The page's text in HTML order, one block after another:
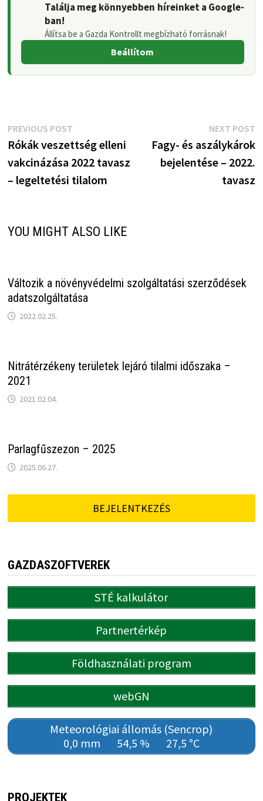
Találja meg könnyebben híreinket a Google-
ban!
Állítsa be a Gazda Kontrollt megbízható forrásnak!
Beállítom
Bejegyzés
navigáció
PREVIOUS POSTPrevious
post:
Rókák veszettség elleni
vakcinázása 2022 tavasz
– legeltetési tilalom
NEXT POST
Fagy- és aszálykárok
bejelentése – 2022.
tavasz
YOU MIGHT ALSO LIKE
Változik a növényvédelmi szolgáltatási szerződések
adatszolgáltatása
2022.02.25.
Nitrátérzékeny területek lejáró tilalmi időszaka –
2021
2021.02.04.
Parlagfűszezon – 2025
2025.06.27.
BEJELENTKEZÉS
GAZDASZOFTVEREK
STÉ kalkulátor
Partnertérkép
Földhasználati program
webGN
Meteorológiai állomás (Sencrop)
0,0 mm
54,5 % 27,5 °C
PROJEKTEK